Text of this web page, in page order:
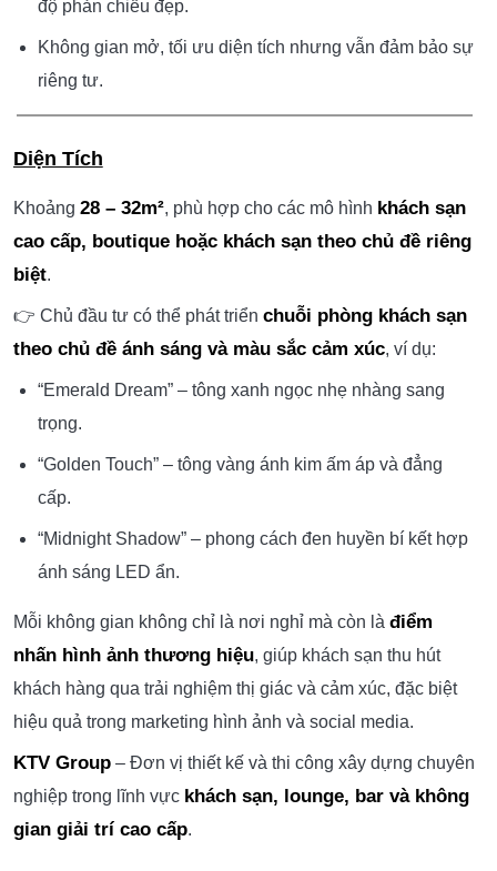
độ phản chiếu đẹp.
Không gian mở, tối ưu diện tích nhưng vẫn đảm bảo sự
riêng tư.
Diện Tích
Khoảng 28 – 32m², phù hợp cho các mô hình khách sạn
cao cấp, boutique hoặc khách sạn theo chủ đề riêng
biệt.
👉 Chủ đầu tư có thể phát triển chuỗi phòng khách sạn
theo chủ đề ánh sáng và màu sắc cảm xúc, ví dụ:
“Emerald Dream” – tông xanh ngọc nhẹ nhàng sang
trọng.
“Golden Touch” – tông vàng ánh kim ấm áp và đẳng
cấp.
“Midnight Shadow” – phong cách đen huyền bí kết hợp
ánh sáng LED ẩn.
Mỗi không gian không chỉ là nơi nghỉ mà còn là điểm
nhấn hình ảnh thương hiệu, giúp khách sạn thu hút
khách hàng qua trải nghiệm thị giác và cảm xúc, đặc biệt
hiệu quả trong marketing hình ảnh và social media.
KTV Group– Đơn vị thiết kế và thi công xây dựng chuyên
nghiệp trong lĩnh vực khách sạn, lounge, bar và không
gian giải trí cao cấp.